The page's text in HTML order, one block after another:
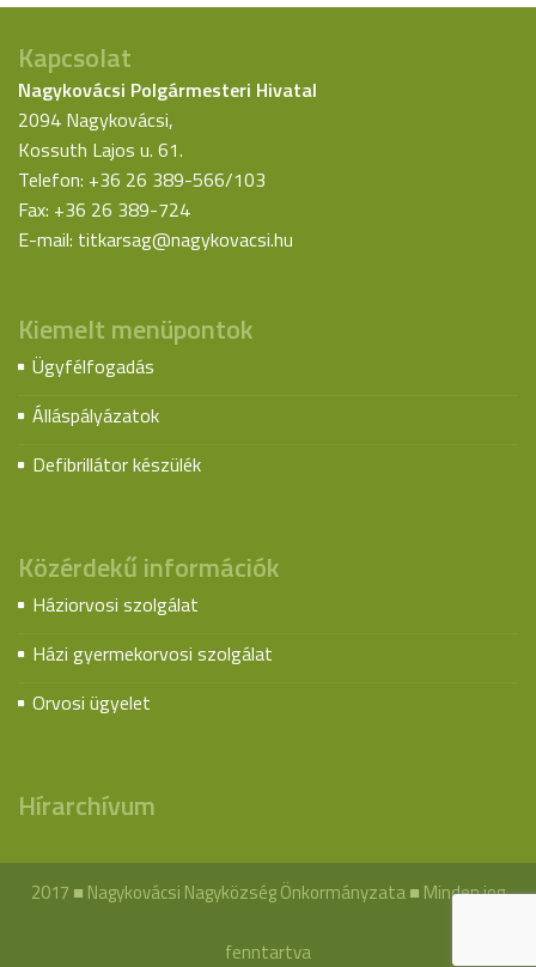
Kapcsolat
Nagykovácsi Polgármesteri Hivatal
2094 Nagykovácsi,
Kossuth Lajos u. 61.
Telefon: +36 26 389-566/103
Fax: +36 26 389-724
E-mail: titkarsag@nagykovacsi.hu
Kiemelt menüpontok
Ügyfélfogadás
Álláspályázatok
Defibrillátor készülék
Közérdekű információk
Háziorvosi szolgálat
Házi gyermekorvosi szolgálat
Orvosi ügyelet
Hírarchívum
2017 ■ Nagykovácsi Nagyközség Önkormányzata ■ Minden jog
fenntartva